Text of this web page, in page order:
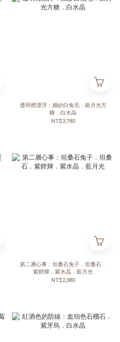
透明裡漂浮：婚紗白兔毛．銀月光方
糖．白水晶
NT$3,780
第二層心事：坦桑石兔子．坦桑石．
紫鋰輝．紫水晶．藍月光
NT$2,380